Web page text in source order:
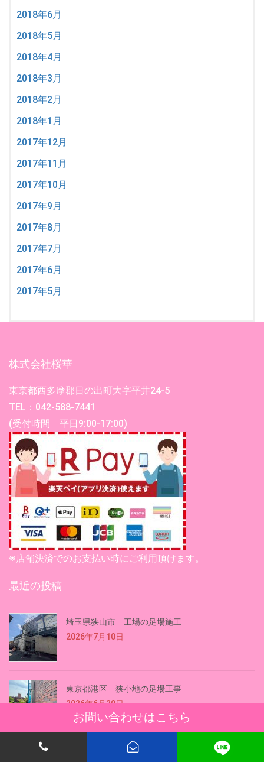
2018年6月
2018年5月
2018年4月
2018年3月
2018年2月
2018年1月
2017年12月
2017年11月
2017年10月
2017年9月
2017年8月
2017年7月
2017年6月
2017年5月
株式会社桜華
東京都西多摩郡日の出町大字平井24-5
TEL：042-588-7441
(受付時間 平日9:00-17:00)
※店舗決済でのお支払い時にご利用頂けます。
最近の投稿
埼玉県狭山市 工場の足場施工
2026年7月10日
東京都港区 狭小地の足場工事
2026年6月20日
【撮影用足場】アシックスワーキング 動画が公
お問い合わせはこちら